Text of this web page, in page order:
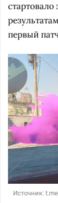
стартовало
первый
Источник: